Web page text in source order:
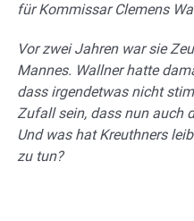
für Kommissar Clemens
Vor zwei Jahren war sie
Mannes. Wallner hatte
dass irgendetwas nicht
Zufall sein, dass nun auch
Und was hat Kreuthners
zu tun?